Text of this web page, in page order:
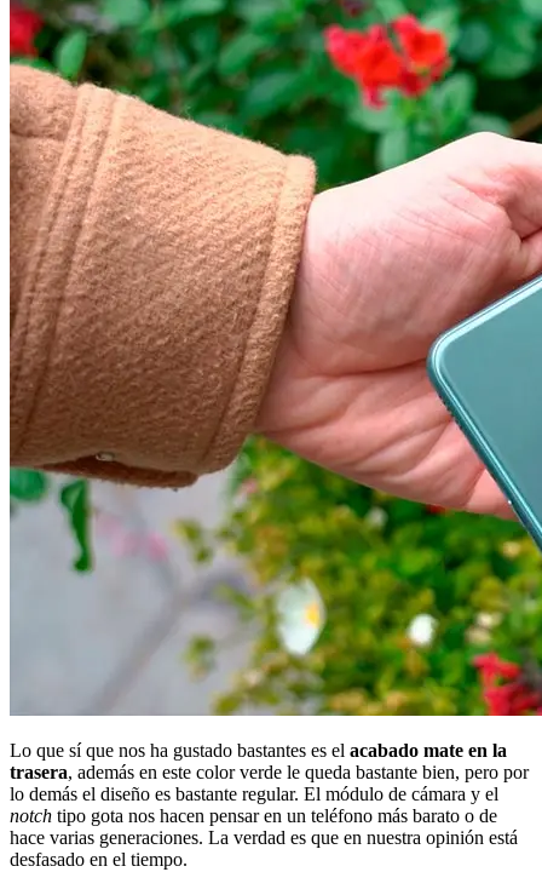
Lo que sí que nos ha gustado bastantes es el acabado mate en la
trasera, además en este color verde le queda bastante bien, pero por
lo demás el diseño es bastante regular. El módulo de cámara y el
notch tipo gota nos hacen pensar en un teléfono más barato o de
hace varias generaciones. La verdad es que en nuestra opinión está
desfasado en el tiempo.